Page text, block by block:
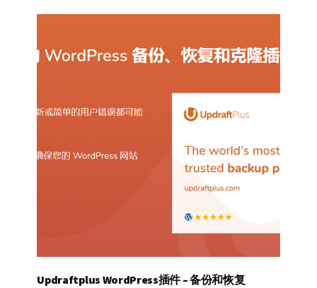
Updraftplus WordPress插件 – 备份和恢复